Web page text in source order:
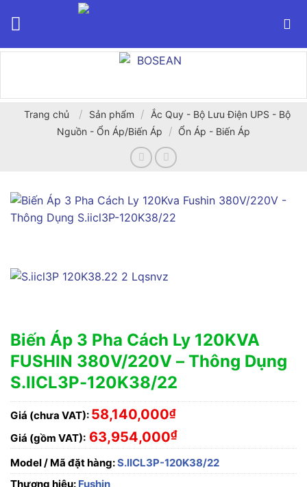
Trang chủ / Sản phẩm /
Ắc Quy - Bộ Lưu Điện UPS - Bộ
Nguồn - Ổn Áp/Biến Áp
/ Ổn Áp - Biến Áp
Biến Áp 3 Pha Cách Ly 120KVA
FUSHIN 380V/220V – Thông Dụng
S.IICL3P-120K38/22
Giá (chưa VAT): 58,140,000₫
Giá (gồm VAT): 63,954,000₫
Model / Mã đặt hàng:S.IICL3P-120K38/22
Thương hiệu: Fushin